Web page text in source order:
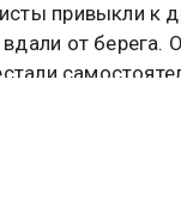
привыкли к
от берега.